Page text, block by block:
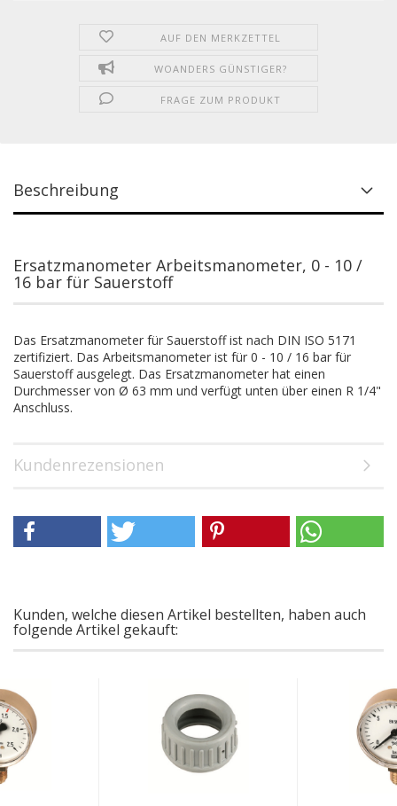
AUF DEN MERKZETTEL
WOANDERS GÜNSTIGER?
FRAGE ZUM PRODUKT
Beschreibung
Ersatzmanometer Arbeitsmanometer, 0 - 10 /
16 bar für Sauerstoff
Das Ersatzmanometer für Sauerstoff ist nach DIN ISO 5171
zertifiziert. Das Arbeitsmanometer ist für 0 - 10 / 16 bar für
Sauerstoff ausgelegt. Das Ersatzmanometer hat einen
Durchmesser von Ø 63 mm und verfügt unten über einen R 1/4"
Anschluss.
Kundenrezensionen
Kunden, welche diesen Artikel bestellten, haben auch
folgende Artikel gekauft: